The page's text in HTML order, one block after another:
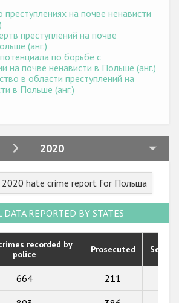
на почве ненависти
преступлений на почве
(анг.)
по борьбе с
на почве ненависти в Польше (анг.)
в области преступлений на
в Польше (анг.)
2020
2024
2022
2021
2020
hate crime report for Польша
DATA REPORTED BY STATES
recorded by
police
Prosecuted
664 211